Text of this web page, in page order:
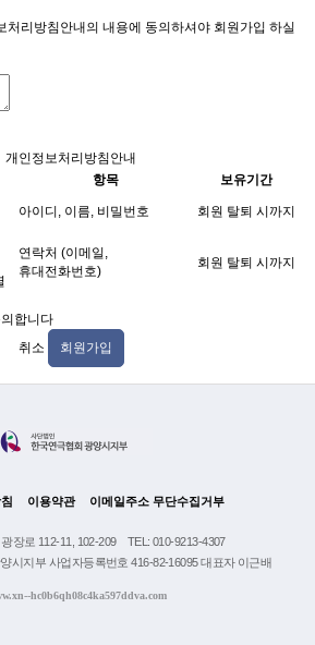
리방침안내의 내용에 동의하셔야 회원가입 하실
개인정보처리방침안내
항목
보유기간
아이디, 이름, 비밀번호 회원 탈퇴 시까지
연락처 (이메일,
휴대전화번호)
회원 탈퇴 시까지
합니다
취소
회원가입
이용약관 이메일주소 무단수집거부
장로 112-11, 102-209
TEL: 010-9213-4307
시지부 사업자등록번호 416-82-16095 대표자 이근배
hc0b6qh08c4ka597ddva.com